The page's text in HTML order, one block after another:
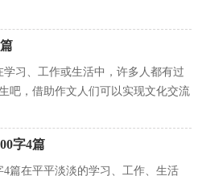
那么问题来了，到底应...
学习、工作或生活中，许多人都有过
吧，借助作文人们可以实现文化交流
的好吗？下面是小编为...
字4篇
4篇在平平淡淡的学习、工作、生活